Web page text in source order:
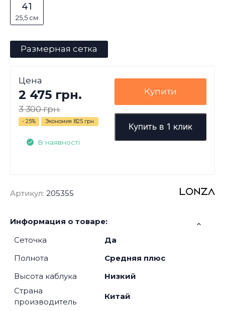
41
25,5 см
Размерная сетка
Цена
2 475 грн.
3 300 грн.
- 25% Экономия 825 грн.
В наявності
Купити
Купить в 1 клик
Артикул: 205355
Информация о товаре:
Сеточка
Да
Полнота
Средняя плюс
Высота каблука
Низкий
Страна
производитель
Китай